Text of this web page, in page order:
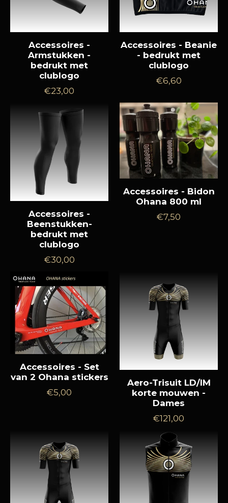
Accessoires -
Armstukken -
bedrukt met
clublogo
Normale
€23,00
Accessoires - Beanie
- bedrukt met
clublogo
Normale
€6,60
Accessoires -
Beenstukken-
bedrukt met
clublogo
Normale
€30,00
Accessoires - Bidon
Ohana 800 ml
Normale
€7,50
Accessoires - Set
van 2 Ohana stickers
Normale
€5,00
Aero-Trisuit LD/IM
korte mouwen -
Dames
Normale
prijs
€121,00